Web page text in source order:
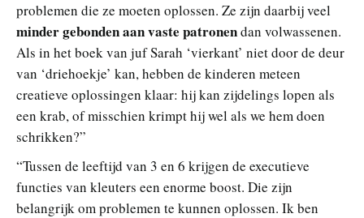
problemen die ze moeten oplossen. Ze zijn daarbij veel
minder gebonden aan vaste patronendan volwassenen.
Als in het boek van juf Sarah ‘vierkant’ niet door de deur
van ‘driehoekje’ kan, hebben de kinderen meteen
creatieve oplossingen klaar: hij kan zijdelings lopen als
een krab, of misschien krimpt hij wel als we hem doen
schrikken?”
“Tussen de leeftijd van 3 en 6 krijgen de executieve
functies van kleuters een enorme boost. Die zijn
belangrijk om problemen te kunnen oplossen. Ik ben